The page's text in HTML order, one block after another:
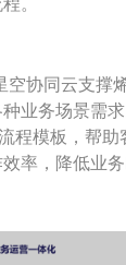
。
空协同云支撑
业务场景需
程模板，帮助
率，降低业务